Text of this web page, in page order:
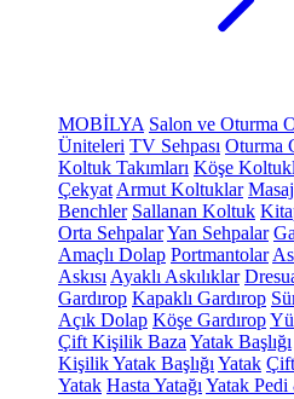
MOBİLYA Salon ve Oturma
Üniteleri TV Sehpası Oturma
Koltuk Takımları Köşe
Çekyat Armut Koltuklar
Benchler Sallanan Koltuk
Orta SehpalarYan Sehpalar
Amaçlı Dolap Portmantolar
Askısı Ayaklı Askılıklar
Gardırop Kapaklı Gardırop
Açık Dolap Köşe Gardırop
Çift Kişilik Baza Yatak Başlığı
Kişilik Yatak Başlığı Yatak
Yatak Hasta Yatağı Yatak